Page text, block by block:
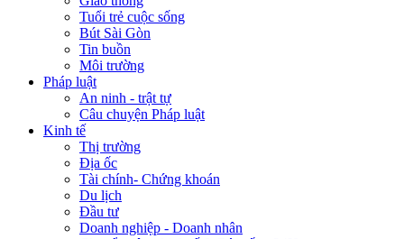
Tuổi trẻ cuộc sống
Bút Sài Gòn
Tin buồn
Môi trường
Pháp luật
An ninh - trật tự
Câu chuyện Pháp luật
Kinh tế
Thị trường
Địa ốc
Tài chính- Chứng khoán
Du lịch
Đầu tư
Doanh nghiệp - Doanh nhân